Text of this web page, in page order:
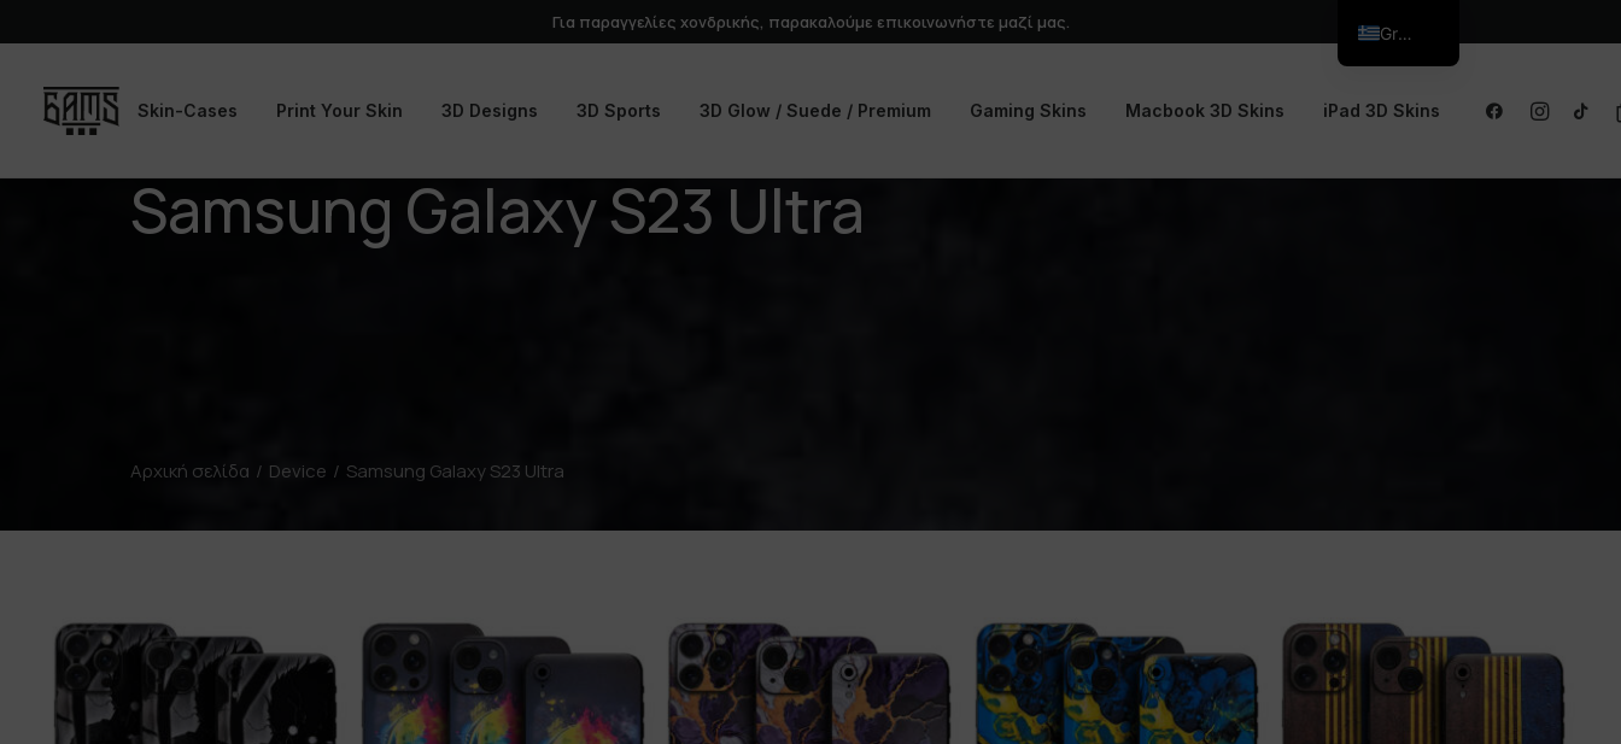
Για παραγγελίες χονδρικής, παρακαλούμε επικοινωνήστε μαζί μας.
Skin-Cases Print Your Skin 3D Designs 3D Sports 3D Glow / Suede / Premium Gaming Skins Macbook 3D Skins iPad 3D Skins
Samsung Galaxy S23 Ultra
Αρχική σελίδα Device Samsung Galaxy S23 Ultra
Greek